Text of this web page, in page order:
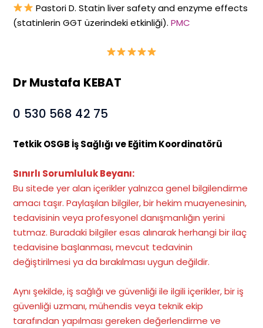
Pastori D. Statin liver safety and enzyme effects
(statinlerin GGT üzerindeki etkinliği).PMC
Dr Mustafa KEBAT
0 530 568 42 75
Tetkik OSGB İş Sağlığı ve Eğitim Koordinatörü
Sınırlı Sorumluluk Beyanı:
Bu sitede yer alan içerikler yalnızca genel bilgilendirme
amacı taşır. Paylaşılan bilgiler, bir hekim muayenesinin,
tedavisinin veya profesyonel danışmanlığın yerini
tutmaz. Buradaki bilgiler esas alınarak herhangi bir ilaç
tedavisine başlanması, mevcut tedavinin
değiştirilmesi ya da bırakılması uygun değildir.
Aynı şekilde, iş sağlığı ve güvenliği ile ilgili içerikler, bir iş
güvenliği uzmanı, mühendis veya teknik ekip
tarafından yapılması gereken değerlendirme ve